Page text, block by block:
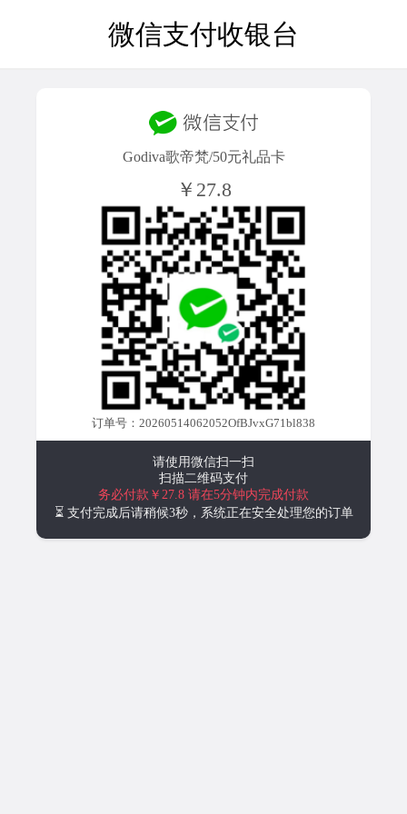
微信支付收银台
Godiva歌帝梵/50元礼品卡
￥27.8
订单号：20260514062052OfBJvxG71bl838
请使用微信扫一扫
扫描二维码支付
务必付款￥27.8 请在5分钟内完成付款
⏳ 支付完成后请稍候3秒，系统正在安全处理您的订单